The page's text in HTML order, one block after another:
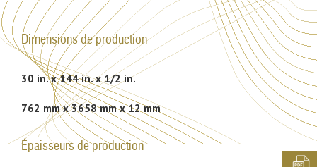
Dimensions de production
30 in. x 144 in. x 1/2 in.
762 mm x 3658 mm x 12 mm
Épaisseurs de production